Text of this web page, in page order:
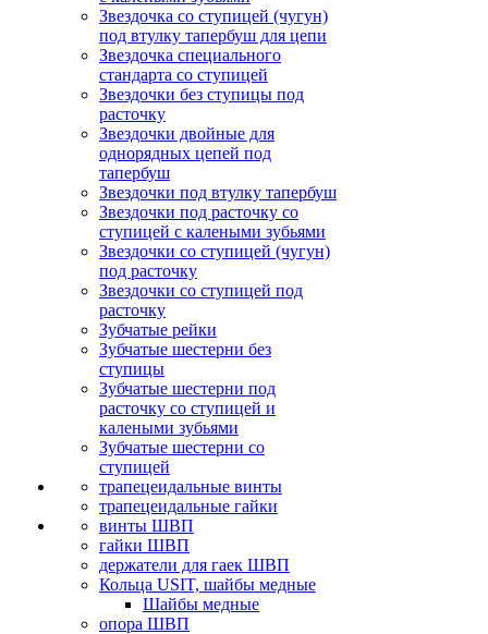
Звездочка со ступицей (чугун)
под втулку тапербуш для цепи
Звездочка специального
стандарта со ступицей
Звездочки без ступицы под
расточку
Звездочки двойные для
однорядных цепей под
тапербуш
Звездочки под втулку тапербуш
Звездочки под расточку со
ступицей с калеными зубьями
Звездочки со ступицей (чугун)
под расточку
Звездочки со ступицей под
расточку
Зубчатые рейки
Зубчатые шестерни без
ступицы
Зубчатые шестерни под
расточку со ступицей и
калеными зубьями
Зубчатые шестерни со
ступицей
трапецеидальные винты
трапецеидальные гайки
винты ШВП
гайки ШВП
держатели для гаек ШВП
Кольца USIT, шайбы медные
Шайбы медные
опора ШВП